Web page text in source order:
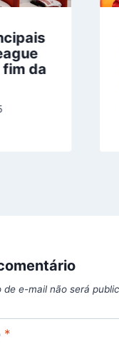
fim da
de e-mail não será
*